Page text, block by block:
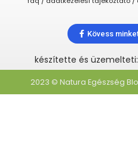
Kövess
készítette és
2023 © Natura Egészség